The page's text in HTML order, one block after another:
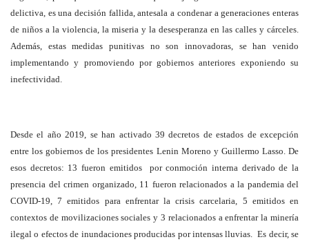
delictiva, es una decisión fallida, antesala a condenar a generaciones enteras
de niños a la violencia, la miseria y la desesperanza en las calles y cárceles.
Además, estas medidas punitivas no son innovadoras, se han venido
implementando y promoviendo por gobiernos anteriores exponiendo su
inefectividad.
Desde el año 2019, se han activado 39 decretos de estados de excepción
entre los gobiernos de los presidentes Lenin Moreno y Guillermo Lasso. De
esos decretos: 13 fueron emitidos por conmoción interna derivado de la
presencia del crimen organizado, 11 fueron relacionados a la pandemia del
COVID-19, 7 emitidos para enfrentar la crisis carcelaria, 5 emitidos en
contextos de movilizaciones sociales y 3 relacionados a enfrentar la minería
ilegal o efectos de inundaciones producidas por intensas lluvias. Es decir, se